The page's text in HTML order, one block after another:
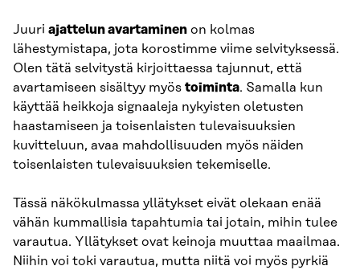
Juuri ajattelun avartaminen on kolmas
lähestymistapa, jota korostimme viime selvityksessä.
Olen tätä selvitystä kirjoittaessa tajunnut, että
avartamiseen sisältyy myös toiminta. Samalla kun
käyttää heikkoja signaaleja nykyisten oletusten
haastamiseen ja toisenlaisten tulevaisuuksien
kuvitteluun, avaa mahdollisuuden myös näiden
toisenlaisten tulevaisuuksien tekemiselle.
Tässä näkökulmassa yllätykset eivät olekaan enää
vähän kummallisia tapahtumia tai jotain, mihin tulee
varautua. Yllätykset ovat keinoja muuttaa maailmaa.
Niihin voi toki varautua, mutta niitä voi myös pyrkiä